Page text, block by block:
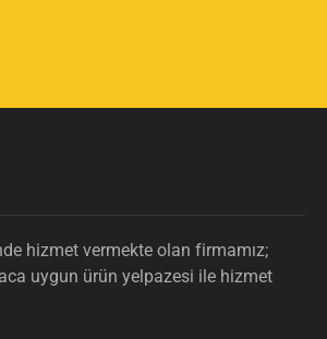
hizmet vermekte olan firmamız;
uygun ürün yelpazesi ile hizmet